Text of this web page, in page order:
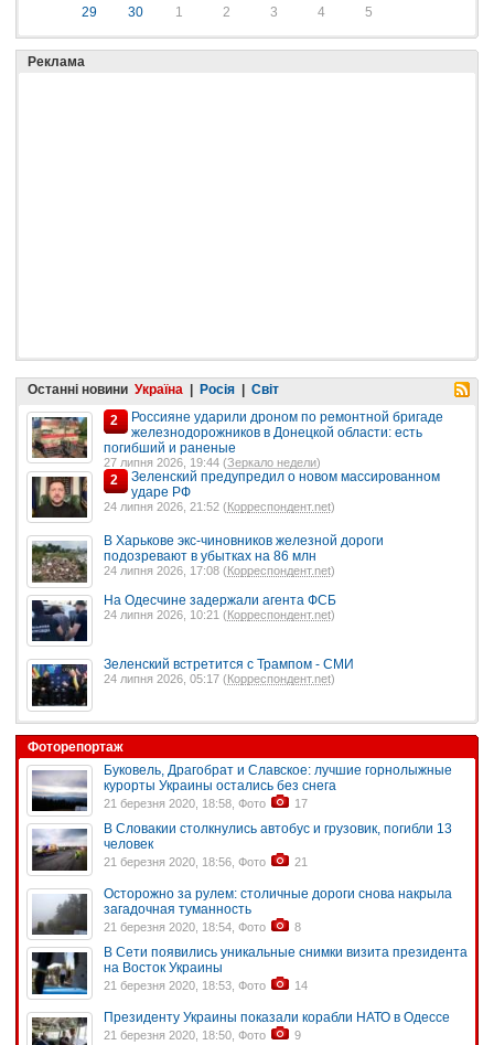
29
30 1 2 3 4 5
Реклама
Останні новини Україна | Росія | Світ
2
Россияне ударили дроном по ремонтной бригаде
железнодорожников в Донецкой области: есть
погибший и раненые
27 липня 2026, 19:44 (Зеркало недели)
2
Зеленский предупредил о новом массированном
ударе РФ
24 липня 2026, 21:52 (Корреспондент.net)
В Харькове экс-чиновников железной дороги
подозревают в убытках на 86 млн
24 липня 2026, 17:08 ( Корреспондент.net)
На Одесчине задержали агента ФСБ
24 липня 2026, 10:21 (Корреспондент.net)
Зеленский встретится с Трампом - СМИ
24 липня 2026, 05:17 ( Корреспондент.net)
Фоторепортаж
Буковель, Драгобрат и Славское: лучшие горнолыжные
курорты Украины остались без снега
21 березня 2020, 18:58, Фото 17
В Словакии столкнулись автобус и грузовик, погибли 13
человек
21 березня 2020, 18:56, Фото 21
Осторожно за рулем: столичные дороги снова накрыла
загадочная туманность
21 березня 2020, 18:54, Фото 8
В Сети появились уникальные снимки визита президента
на Восток Украины
21 березня 2020, 18:53, Фото 14
Президенту Украины показали корабли НАТО в Одессе
21 березня 2020, 18:50, Фото 9